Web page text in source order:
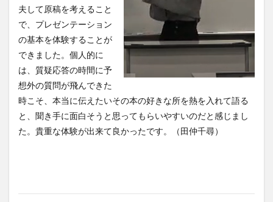
夫して原稿を考えること
で、プレゼンテーション
の基本を体験することが
できました。個人的に
は、質疑応答の時間に予
想外の質問が飛んできた
時こそ、本当に伝えたいその本の好きな所を熱を入れて語る
と、聞き手に面白そうと思ってもらいやすいのだと感じまし
た。貴重な体験が出来て良かったです。（田仲千尋）